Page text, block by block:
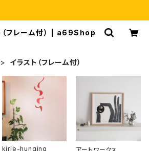
（フレーム付） | a69Shop
イラスト（フレーム付）
kirie-hunging